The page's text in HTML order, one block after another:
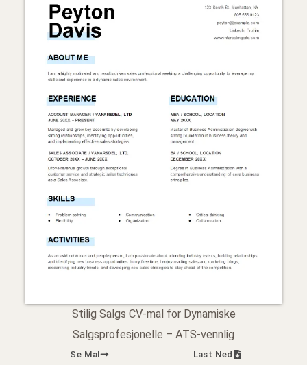
Stilig Salgs CV-mal for Dynamiske
Salgsprofesjonelle – ATS-vennlig
Se Mal Last Ned